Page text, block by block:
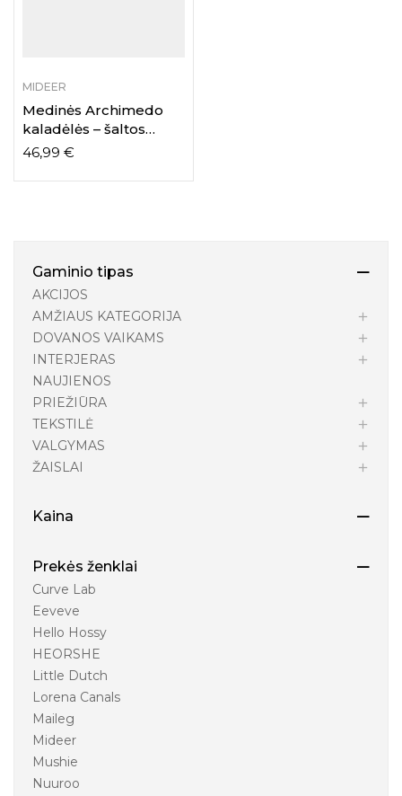
Gaminio tipas
AKCIJOS
AMŽIAUS KATEGORIJA
DOVANOS VAIKAMS
INTERJERAS
NAUJIENOS
PRIEŽIŪRA
TEKSTILĖ
VALGYMAS
ŽAISLAI
Kaina
Prekės ženklai
Curve Lab
Eeveve
Hello Hossy
HEORSHE
Little Dutch
Lorena Canals
Maileg
Mideer
Mushie
Nuuroo
MIDEER
Medinės Archimedo
kaladėlės – šaltos
spalvos
46,99 €